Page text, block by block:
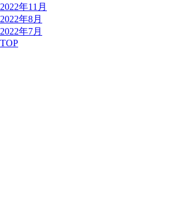
2022年11月
2022年8月
2022年7月
TOP